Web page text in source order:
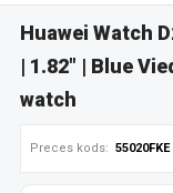
Huawei Watch
| 1.82" | Blue
watch
Preces kods: 55020FKE